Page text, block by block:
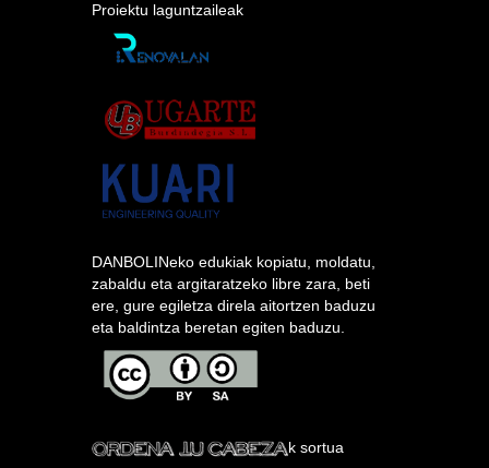
Proiektu laguntzaileak
DANBOLINeko edukiak kopiatu, moldatu,
zabaldu eta argitaratzeko libre zara, beti
ere, gure egiletza direla aitortzen baduzu
eta baldintza beretan egiten baduzu.
k sortua